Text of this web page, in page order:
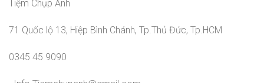
Tiệm Chụp Ảnh
71 Quốc lộ 13, Hiệp Bình Chánh, Tp.Thủ Đức, Tp.HCM
0345 45 9090